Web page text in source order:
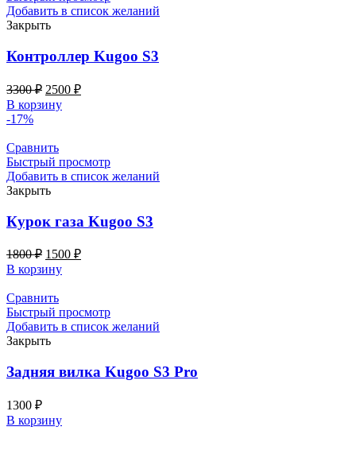
Добавить в список желаний
Закрыть
Контроллер Kugoo S3
3300₽ 2500 ₽
В корзину
-17%
Сравнить
Быстрый просмотр
Добавить в список желаний
Закрыть
Курок газа Kugoo S3
1800₽ 1500 ₽
В корзину
Сравнить
Быстрый просмотр
Добавить в список желаний
Закрыть
Задняя вилка Kugoo S3 Pro
1300 ₽
В корзину